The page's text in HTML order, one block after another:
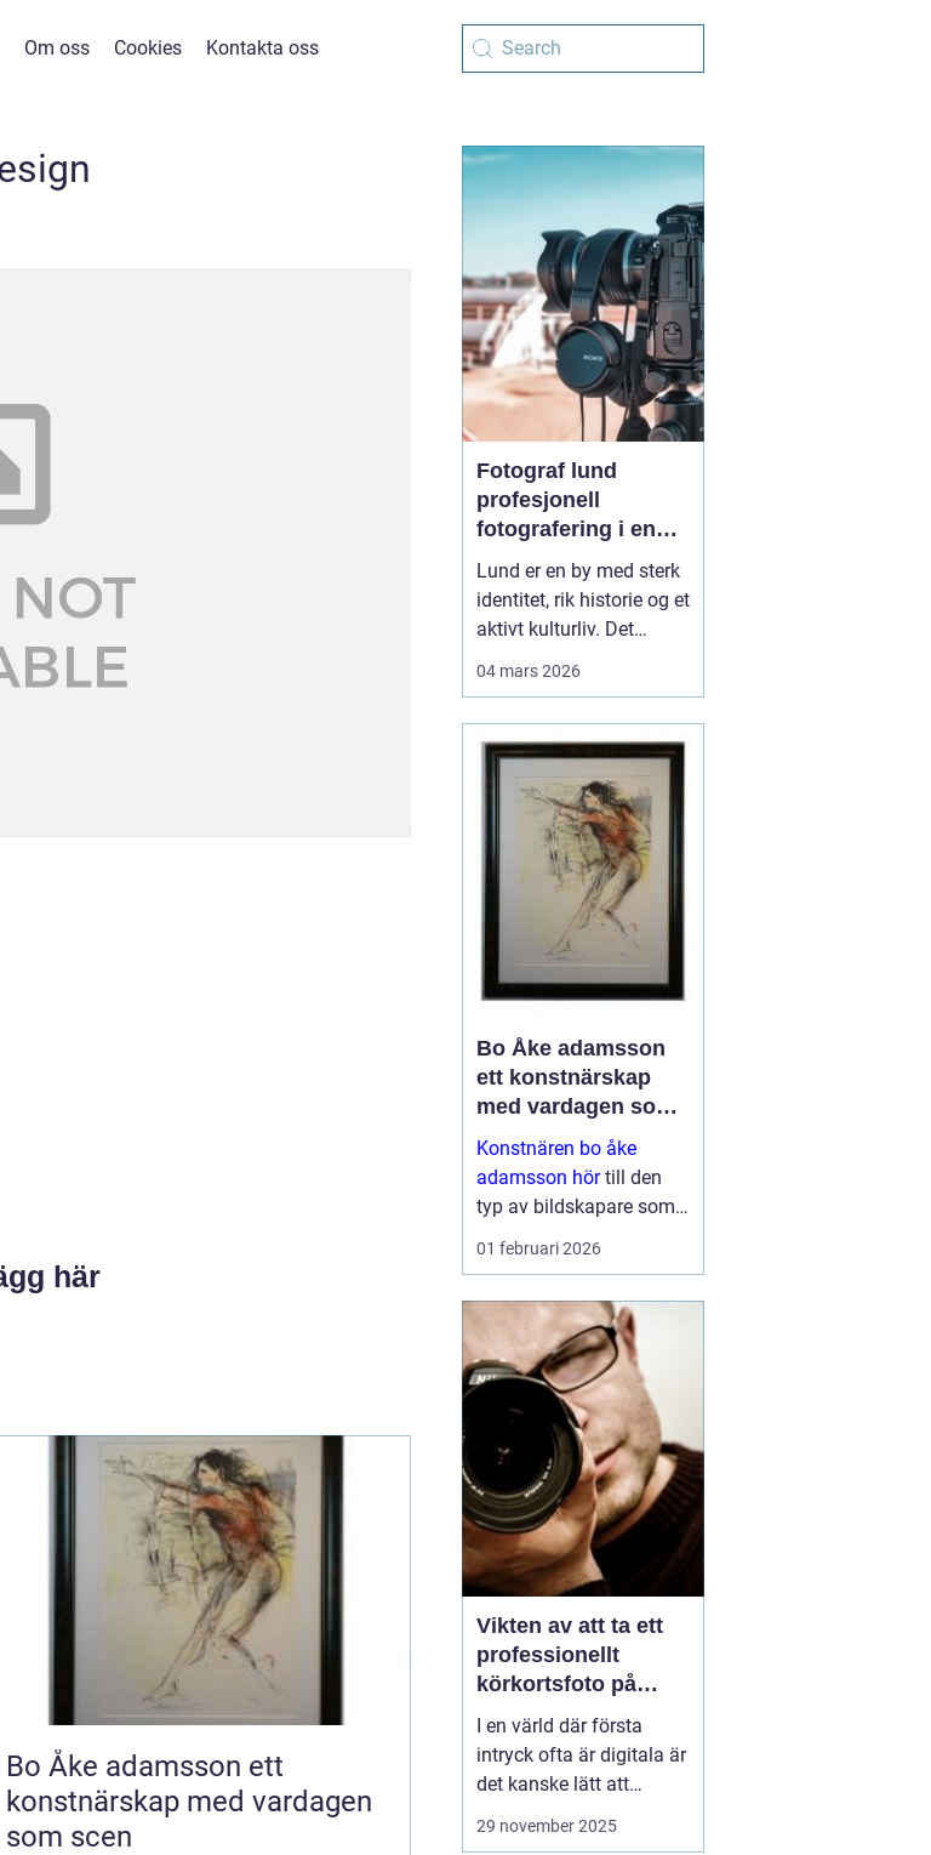
Om oss Cookies Kontakta oss
här
Bo Åke adamsson ett
konstnärskap med vardagen
som scen
Fotograf lund
profesjonell
fotografering i en
levende
universitetsby
Lund er en by med sterk
identitet, rik historie og et
aktivt kulturliv. Det
kunstneriske portretter
og reklamebilder til
landbruksfoto og
dokumentasjon av
forskning. Når bedrifter,
04 mars 2026
Bo Åke adamsson
ett konstnärskap
med vardagen som
scen
Konstnären bo åke
adamsson hörtill den
typ av bildskapare som
ofta upptäcks av en
galleriutställning eller
bland hundratals namn i
en webbutik. När blicken
väl fastnar st...
01 februari 2026
Vikten av att ta ett
professionellt
körkortsfoto på
Östermalm
I en värld där första
intryck ofta är digitala är
det kanske lätt att
glömma bort vikten av
29 november 2025